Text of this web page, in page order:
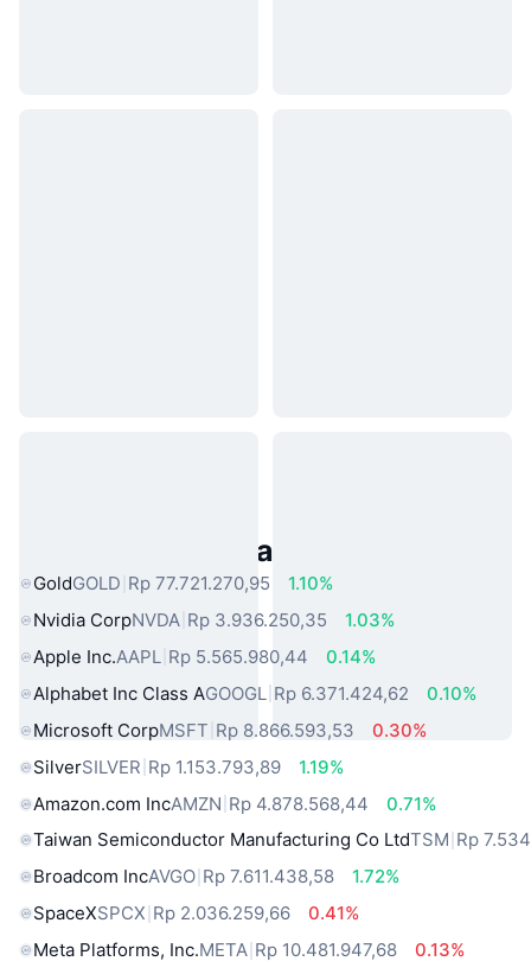
Aset Dunia Nyata Populer
GoldGOLD Rp 77.721.270,95
1.10%
Nvidia CorpNVDA Rp 3.936.250,35
1.03%
Apple Inc.AAPL Rp 5.565.980,44
0.14%
Alphabet Inc Class AGOOGL Rp 6.371.424,62
0.10%
Microsoft CorpMSFT Rp 8.866.593,53
0.30%
SilverSILVER Rp 1.153.793,89
1.19%
Amazon.com IncAMZN Rp 4.878.568,44
0.71%
Taiwan Semiconductor Manufacturing Co LtdTSM Rp
Broadcom IncAVGO Rp 7.611.438,58
1.72%
SpaceXSPCX Rp 2.036.259,66
0.41%
Meta Platforms, Inc.META Rp 10.481.947,68 0.13%